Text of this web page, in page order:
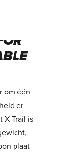
om één
er
X Trail is
plaat